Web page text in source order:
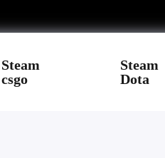
Steam
csgo
Steam
Dota